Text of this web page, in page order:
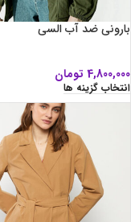
بارونی ضد آب السی
4,800,000 تومان
انتخاب گزینه ها